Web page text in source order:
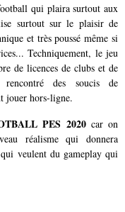
qui plaira surtout aux
surtout sur le plaisir de
et très poussé même si
Techniquement, le jeu
de licences de clubs et de
des soucis de
jouer hors-ligne.
PES 2020car on
réalisme qui donnera
veulent du gameplay qui